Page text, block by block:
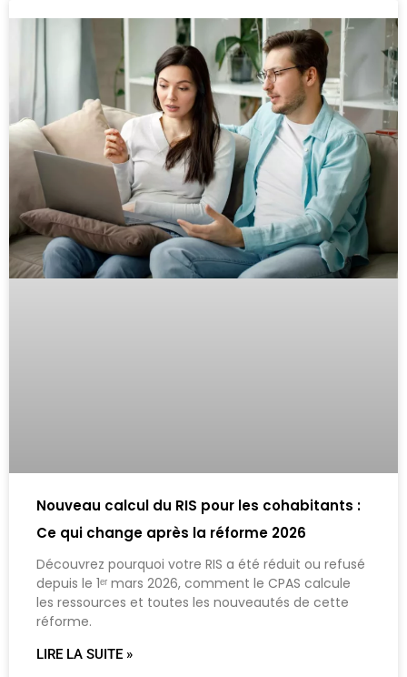
Nouveau calcul du RIS pour les cohabitants :
Ce qui change après la réforme 2026
Découvrez pourquoi votre RIS a été réduit ou refusé
depuis le 1ᵉʳ mars 2026, comment le CPAS calcule
les ressources et toutes les nouveautés de cette
réforme.
LIRE LA SUITE »